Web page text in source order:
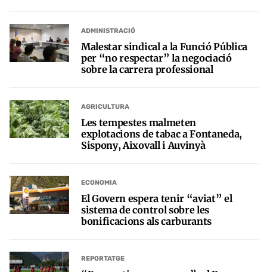
ADMINISTRACIÓ
Malestar sindical a la Funció Pública
per “no respectar” la negociació
sobre la carrera professional
AGRICULTURA
Les tempestes malmeten
explotacions de tabac a Fontaneda,
Sispony, Aixovall i Auvinyà
ECONOMIA
El Govern espera tenir “aviat” el
sistema de control sobre les
bonificacions als carburants
REPORTATGE